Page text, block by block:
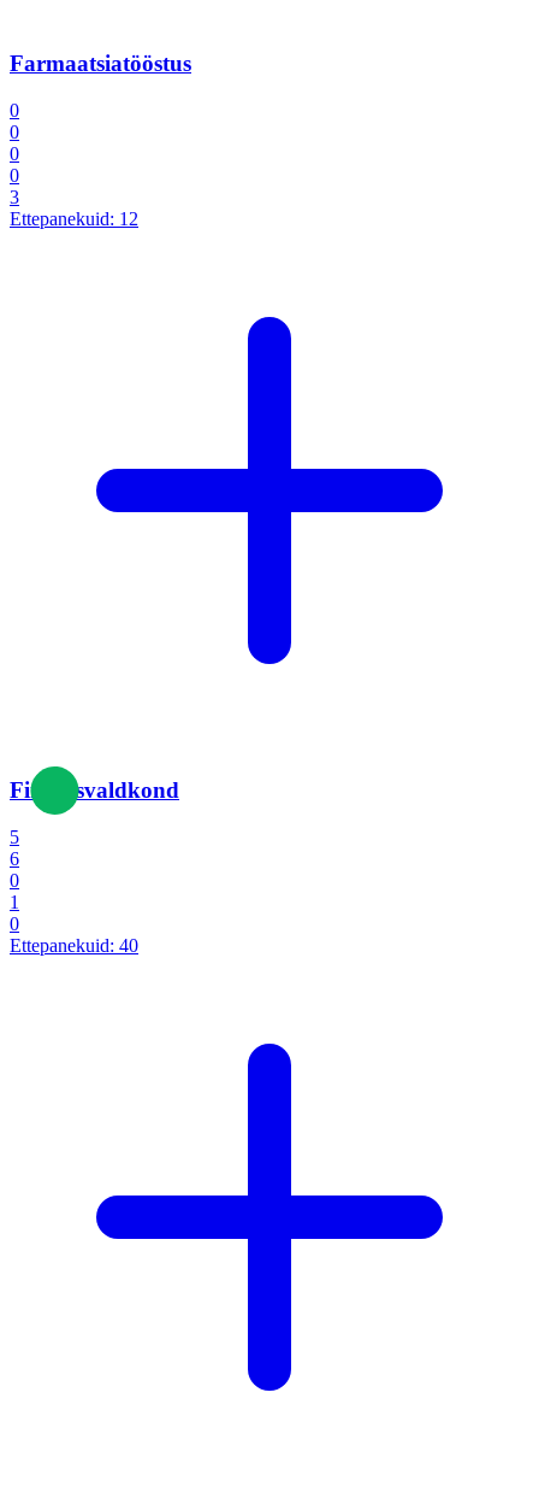
Farmaatsiatööstus
0
0
0
0
3
Ettepanekuid: 12
Finantsvaldkond
5
6
0
1
0
Ettepanekuid: 40